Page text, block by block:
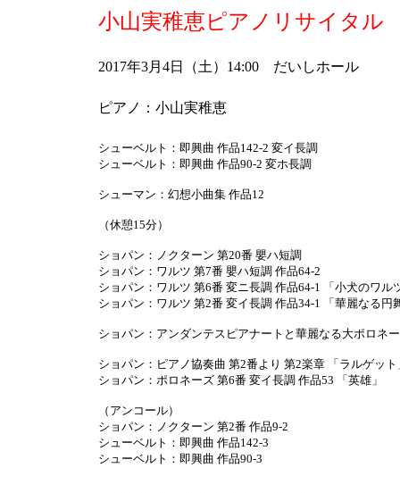
小山実稚恵ピアノリサイタル
2017年3月4日（土）14:00 だいしホール
ピアノ：小山実稚恵
シューベルト：即興曲 作品142-2 変イ長調
シューベルト：即興曲 作品90-2 変ホ長調
シューマン：幻想小曲集 作品12
（休憩15分）
ショパン：ノクターン 第20番 嬰ハ短調
ショパン：ワルツ 第7番 嬰ハ短調 作品64-2
ショパン：ワルツ 第6番 変ニ長調 作品64-1 「小犬のワル
ショパン：ワルツ 第2番 変イ長調 作品34-1 「華麗なる円
ショパン：アンダンテスピアナートと華麗なる大ポロネ
ショパン：ピアノ協奏曲 第2番より 第2楽章 「ラルゲッ
ショパン：ポロネーズ 第6番 変イ長調 作品53 「英雄」
（アンコール）
ショパン：ノクターン 第2番 作品9-2
シューベルト：即興曲 作品142-3
シューベルト：即興曲 作品90-3